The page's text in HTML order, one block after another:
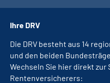
Ihre DRV
Die DRV besteht aus 14
und den beiden
Wechseln Sie hier direkt zur
Rentenversicherers: